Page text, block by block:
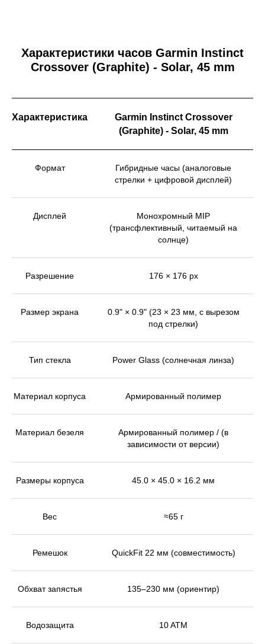
Характеристики часов Garmin Instinct
Crossover (Graphite) - Solar, 45 mm
Характеристика
Garmin Instinct Crossover
(Graphite) - Solar, 45 mm
Формат
Гибридные часы (аналоговые
стрелки + цифровой дисплей)
Дисплей
Монохромный MIP
(трансфлективный, читаемый на
солнце)
Разрешение 176 × 176 px
Размер экрана
0.9" × 0.9" (23 × 23 мм, с вырезом
под стрелки)
Тип стекла Power Glass (солнечная линза)
Материал корпуса Армированный полимер
Материал безеля
Армированный полимер / (в
зависимости от версии)
Размеры корпуса 45.0 × 45.0 × 16.2 мм
Вес ≈65 г
Ремешок QuickFit 22 мм (совместимость)
Обхват запястья 135–230 мм (ориентир)
Водозащита 10 ATM